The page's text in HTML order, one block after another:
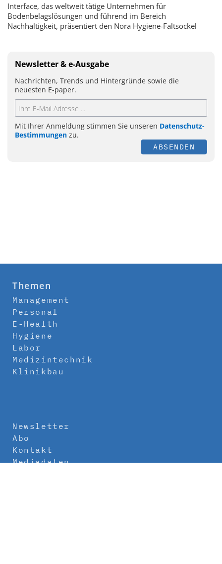
Interface, das weltweit tätige Unternehmen für
Bodenbelagslösungen und führend im Bereich
Nachhaltigkeit, präsentiert den Nora Hygiene-Faltsockel
Newsletter & e-Ausgabe
Nachrichten, Trends und Hintergründe sowie die
neuesten E-paper.
Mit Ihrer Anmeldung stimmen Sie unseren Datenschutz-
Bestimmungen zu.
ABSENDEN
Themen
Management
Personal
E-Health
Hygiene
Labor
Medizintechnik
Klinikbau
Newsletter
Abo
Kontakt
Mediadaten